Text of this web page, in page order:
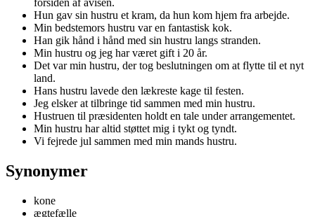
Hun gav sin hustru et kram, da hun kom hjem fra arbejde.
Min bedstemors hustru var en fantastisk kok.
Han gik hånd i hånd med sin hustru langs stranden.
Min hustru og jeg har været gift i 20 år.
Det var min hustru, der tog beslutningen om at flytte til et nyt
land.
Hans hustru lavede den lækreste kage til festen.
Jeg elsker at tilbringe tid sammen med min hustru.
Hustruen til præsidenten holdt en tale under arrangementet.
Min hustru har altid støttet mig i tykt og tyndt.
Vi fejrede jul sammen med min mands hustru.
Synonymer
kone
ægtefælle